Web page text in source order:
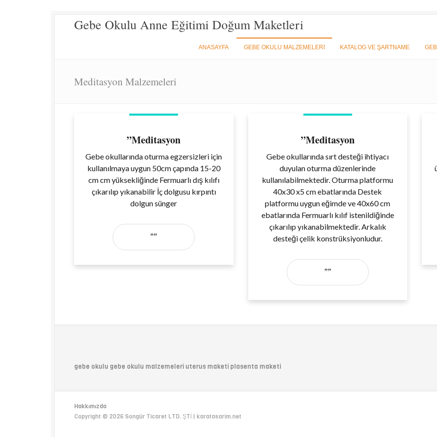
Gebe Okulu Anne Eğitimi Doğum Maketleri
ANASAYFA GEBE OKULU MALZEMELERİ KATALOG VE ŞARTNAME
Meditasyon Malzemeleri
”Meditasyon
Gebe okullarında oturma egzersizleri için
kullanılmaya uygun 50cm çapında 15-20
cm cm yüksekliğinde Fermuarlı dış kılıfı
çıkarılıp yıkanabilir İç dolgusu kırpıntı
dolgun sünger
””
”Meditasyon
Gebe okullarında sırt desteği ihtiyacı
duyulan oturma düzenlerinde
kullanılabilmektedir. Oturma platformu
40x30 x5 cm ebatlarında Destek
platformu uygun eğimde ve 40x60 cm
ebatlarında Fermuarlı kılıf istenildiğinde
çıkarılıp yıkanabilmektedir. Arkalık
desteği çelik konstrüksiyonludur.
””
gebe okulu gebe okulu malzemeleri uterus maketi plasenta maketi
Hakkımızda
Copyright © 2026 Songür Ticaret LTD. ŞTİ | karatasarim.net